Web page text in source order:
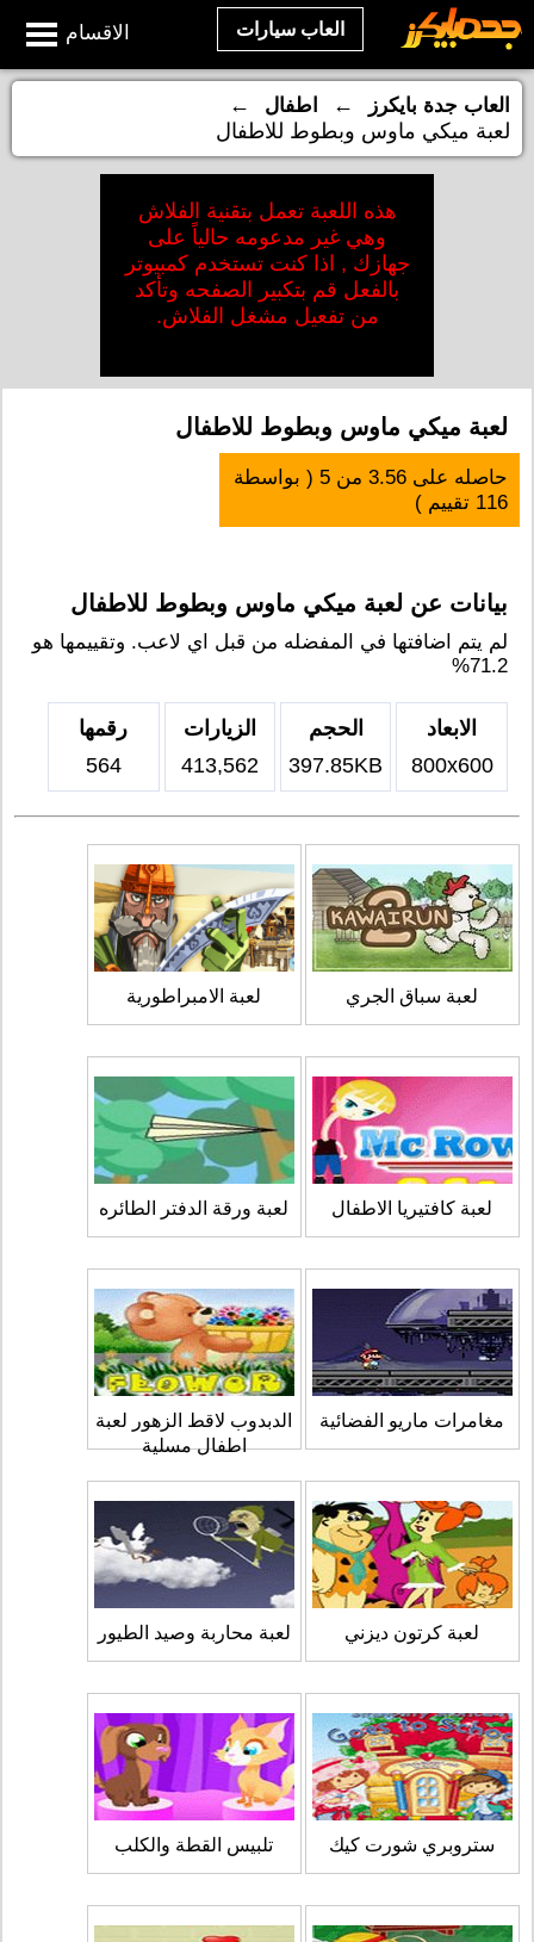
الاقسام العاب سيارات
العاب جدة بايكرز ← اطفال
←
لعبة ميكي ماوس وبطوط للاطفال
هذه اللعبة تعمل بتقنية الفلاش
وهي غير مدعومه حالياً على
جهازك , اذا كنت تستخدم كمبيوتر
بالفعل قم بتكبير الصفحه وتأكد
من تفعيل مشغل الفلاش.
لعبة ميكي ماوس وبطوط للاطفال
حاصله على3.56 من5 ( بواسطة
116 تقييم )
بيانات عن لعبة ميكي ماوس وبطوط للاطفال
لم يتم اضافتها في المفضله من قبل اي لاعب. وتقييمها هو
71.2%
الابعاد
800x600
الحجم
397.85KB
الزيارات
413,562
رقمها
564
لعبة سباق الجري لعبة الامبراطورية
لعبة كافتيريا الاطفال لعبة ورقة الدفتر الطائره
مغامرات ماريو الفضائية
الدبدوب لاقط الزهور لعبة
اطفال مسلية
لعبة كرتون ديزني لعبة محاربة وصيد الطيور
ستروبري شورت كيك تلبيس القطة والكلب